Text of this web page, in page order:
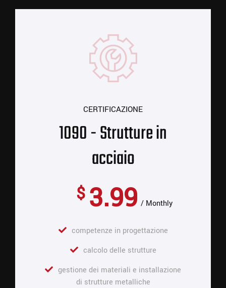
CERTIFICAZIONE
1090 - Strutture in
acciaio
$ 3.99 Monthly
competenze in progettazione
calcolo delle strutture
gestione dei materiali e installazione
di strutture metalliche